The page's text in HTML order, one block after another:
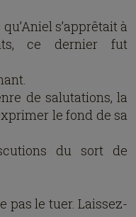
s’apprêtait à
ce dernier fut
de salutations, la
le fond de sa
du sort de
pas le tuer. Laissez-